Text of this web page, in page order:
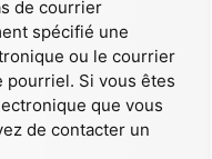
de courrier
spécifié une
ou le courrier
Si vous êtes
que vous
de contacter un